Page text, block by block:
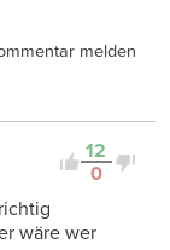
melden
12
0
wäre wer